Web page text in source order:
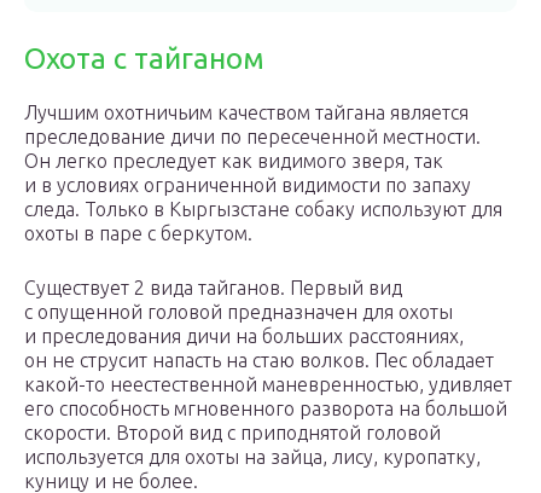
Охота с тайганом
Лучшим охотничьим качеством тайгана является
преследование дичи по пересеченной местности.
Он легко преследует как видимого зверя, так
и в условиях ограниченной видимости по запаху
следа. Только в Кыргызстане собаку используют для
охоты в паре с беркутом.
Существует 2 вида тайганов. Первый вид
с опущенной головой предназначен для охоты
и преследования дичи на больших расстояниях,
он не струсит напасть на стаю волков. Пес обладает
какой-то неестественной маневренностью, удивляет
его способность мгновенного разворота на большой
скорости. Второй вид с приподнятой головой
используется для охоты на зайца, лису, куропатку,
куницу и не более.